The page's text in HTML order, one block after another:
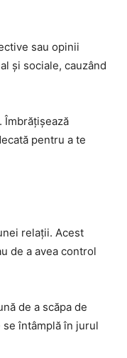
sau opinii
și sociale, cauzând
Îmbrățișează
pentru a te
relații. Acest
de a avea control
de a scăpa de
întâmplă în jurul